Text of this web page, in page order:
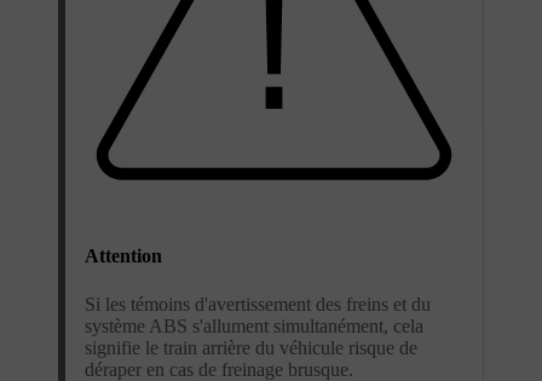
Attention
Si les témoins d'avertissement des freins et du
système ABS s'allument simultanément, cela
signifie le train arrière du véhicule risque de
déraper en cas de freinage brusque.